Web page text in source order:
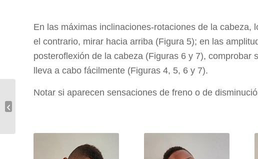
En las máximas inclinaciones-rotaciones de la
el contrario, mirar hacia arriba (Figura 5); en las
posteroflexión de la cabeza (Figuras 6 y 7),
lleva a cabo fácilmente (Figuras 4, 5, 6 y 7).
Notar si aparecen sensaciones de freno o de
Sutilezas fisiológicas y